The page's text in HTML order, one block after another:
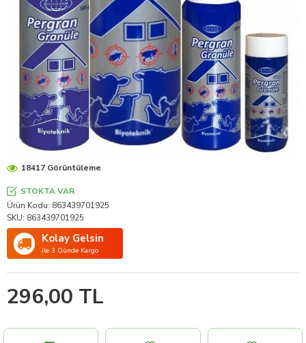
296,00 TL
STOKTA VAR
Ürün Kodu: 863439701925
SKU: 863439701925
Kolay Gelsin
ile 3 Günde Kargo
18417 Görüntüleme